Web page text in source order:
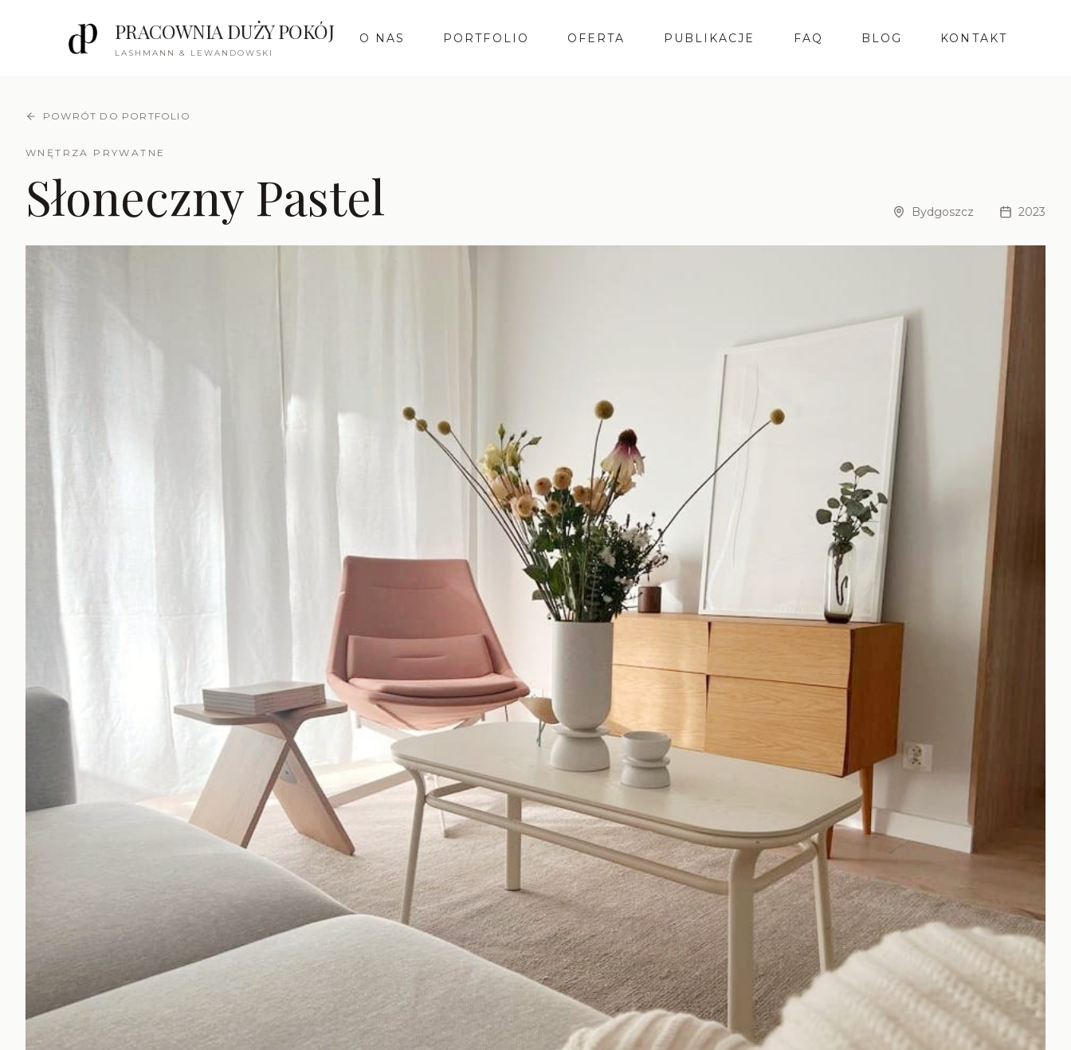
PRACOWNIA DUŻY POKÓJ
LASHMANN & LEWANDOWSKI
O NAS PORTFOLIO OFERTA PUBLIKACJE FAQ BLOG KONTAKT
POWRÓT DO PORTFOLIO
WNĘTRZA PRYWATNE
Słoneczny Pastel Bydgoszcz 2023